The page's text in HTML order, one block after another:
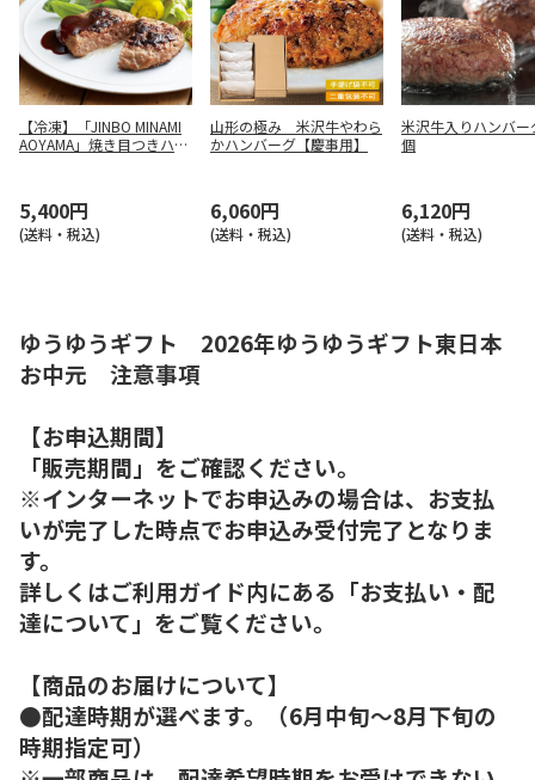
【冷凍】「JINBO MINAMI
AOYAMA」焼き目つきハン
5,400円
(送料・税込)
山形の極み 米沢牛やわら
かハンバーグ【慶事用】
6,060円
(送料・税込)
米沢牛入りハンバ
個
6,120円
(送料・税込)
ゆうゆうギフト 2026年ゆうゆうギフト東日本
お中元 注意事項
【お申込期間】
「販売期間」をご確認ください。
※インターネットでお申込みの場合は、お支払
いが完了した時点でお申込み受付完了となりま
す。
詳しくはご利用ガイド内にある「お支払い・配
達について」をご覧ください。
【商品のお届けについて】
●配達時期が選べます。（6月中旬～8月下旬の
時期指定可）